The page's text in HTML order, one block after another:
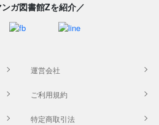
ガ図書館Zを紹介／
運営会社
ご利用規約
特定商取引法